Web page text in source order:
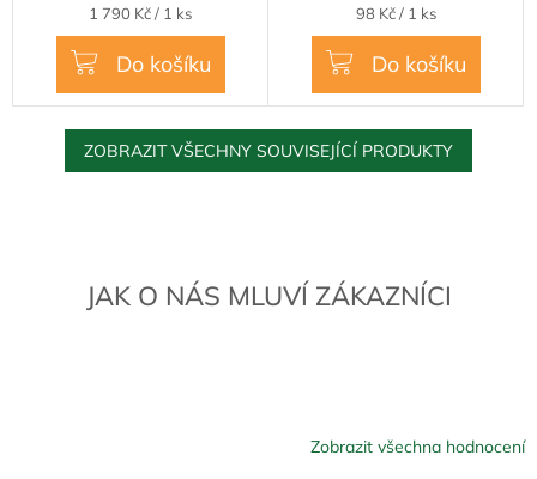
JAK O NÁS MLUVÍ ZÁKAZNÍCI
Zobrazit všechna hodnocení
Měrná
cena:
1 790 Kč / 1 ks
Do košíku
Měrná
cena:
98 Kč / 1 ks
Do košíku
ZOBRAZIT VŠECHNY SOUVISEJÍCÍ PRODUKTY